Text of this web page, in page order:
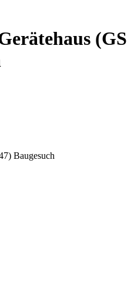
(GS
Baugesuch